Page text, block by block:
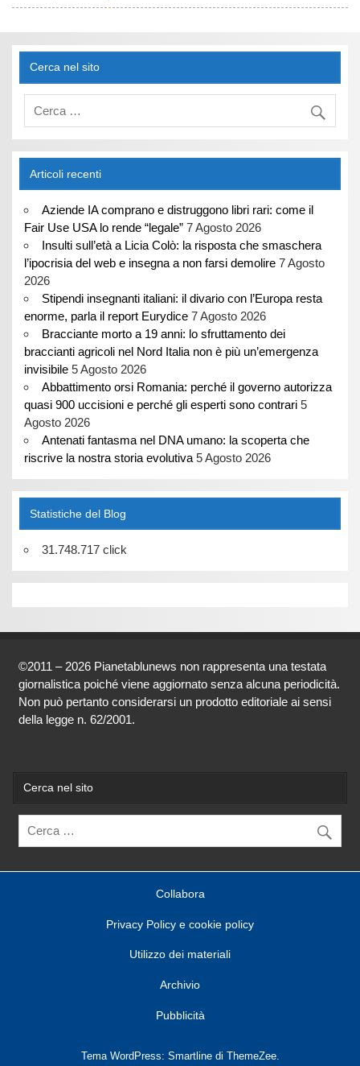
Cerca nel sito
Articoli recenti
Aziende IA comprano e distruggono libri rari: come il
Fair Use USA lo rende “legale” 7 Agosto 2026
Insulti sull’età a Licia Colò: la risposta che smaschera
l’ipocrisia del web e insegna a non farsi demolire 7 Agosto
2026
Stipendi insegnanti italiani: il divario con l’Europa resta
enorme, parla il report Eurydice 7 Agosto 2026
Bracciante morto a 19 anni: lo sfruttamento dei
braccianti agricoli nel Nord Italia non è più un’emergenza
invisibile 5 Agosto 2026
Abbattimento orsi Romania: perché il governo autorizza
quasi 900 uccisioni e perché gli esperti sono contrari 5
Agosto 2026
Antenati fantasma nel DNA umano: la scoperta che
riscrive la nostra storia evolutiva 5 Agosto 2026
Statistiche del Blog
31.748.717 click
©2011 – 2026 Pianetablunews non rappresenta una testata
giornalistica poiché viene aggiornato senza alcuna periodicità.
Non può pertanto considerarsi un prodotto editoriale ai sensi
della legge n. 62/2001.
Cerca nel sito
Collabora
Privacy Policy e cookie policy
Utilizzo dei materiali
Archivio
Pubblicità
Tema WordPress: Smartline di ThemeZee.